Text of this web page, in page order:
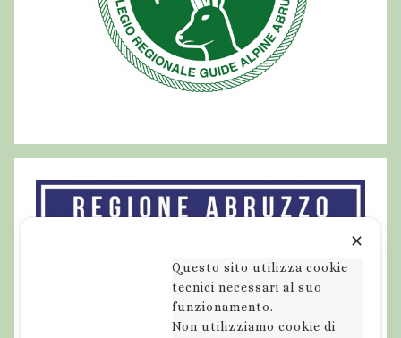
✕
Questo sito utilizza cookie
tecnici necessari al suo
funzionamento.
Non utilizziamo cookie di